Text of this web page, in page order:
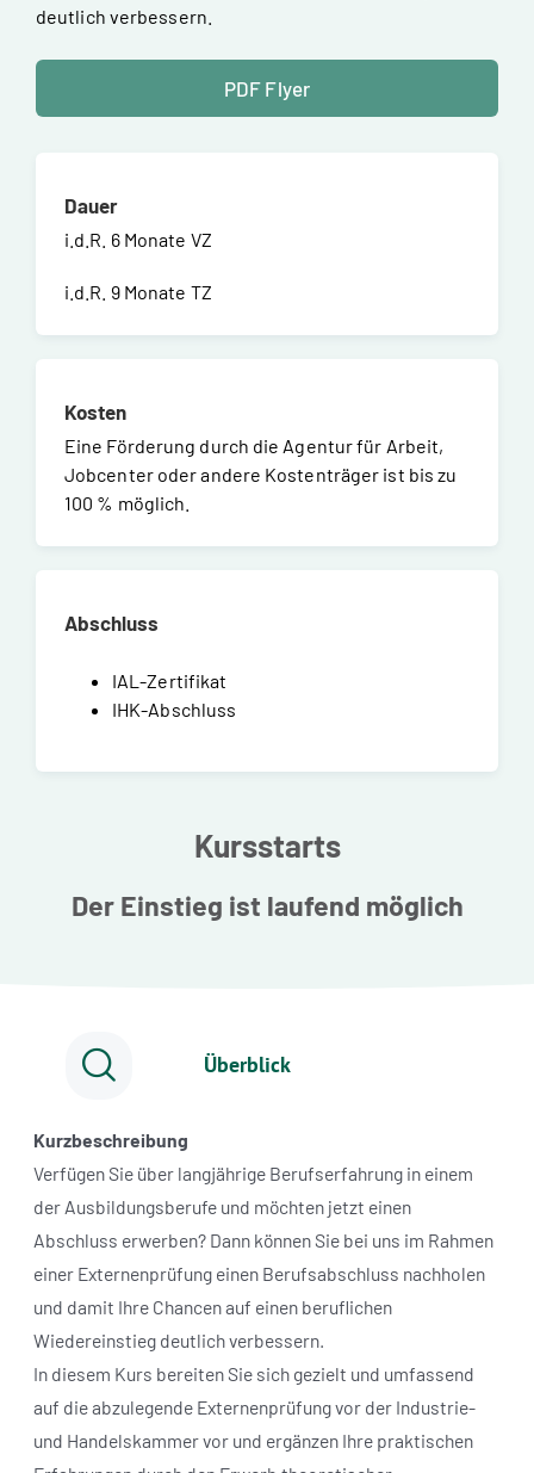
deutlich verbessern.
PDF Flyer
Dauer
i.d.R. 6 Monate VZ
i.d.R. 9 Monate TZ
Kosten
Eine Förderung durch die Agentur für Arbeit,
Jobcenter oder andere Kostenträger ist bis zu
100 % möglich.
Abschluss
IAL-Zertifikat
IHK-Abschluss
Kursstarts
Der Einstieg ist laufend möglich
Überblick
Kurzbeschreibung
Verfügen Sie über langjährige Berufserfahrung in einem
der Ausbildungsberufe und möchten jetzt einen
Abschluss erwerben? Dann können Sie bei uns im Rahmen
einer Externenprüfung einen Berufsabschluss nachholen
und damit Ihre Chancen auf einen beruflichen
Wiedereinstieg deutlich verbessern.
In diesem Kurs bereiten Sie sich gezielt und umfassend
auf die abzulegende Externenprüfung vor der Industrie-
und Handelskammer vor und ergänzen Ihre praktischen